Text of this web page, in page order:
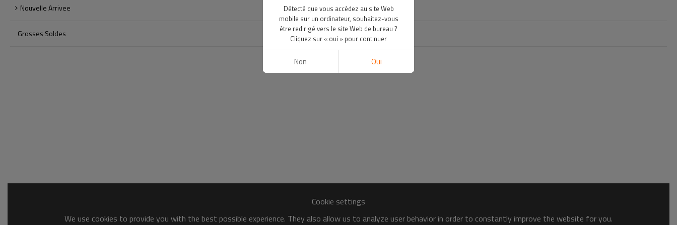
Nouvelle Arrivee
Grosses Soldes
Cookie settings
We use cookies to provide you with the best possible experience. They also allow us to analyze user behavior in order to constantly improve the website for you.
Détecté que vous accédez au site Web
mobile sur un ordinateur, souhaitez-vous
être redirigé vers le site Web de bureau ?
Cliquez sur « oui » pour continuer
Non Oui